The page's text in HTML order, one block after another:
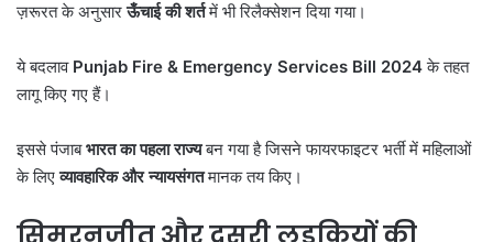
ज़रूरत के अनुसारऊँचाई की शर्तमें भी रिलैक्सेशन दिया गया।
ये बदलाव Punjab Fire & Emergency Services Bill 2024के तहत
लागू किए गए हैं।
इससे पंजाबभारत का पहला राज्यबन गया है जिसने फायरफाइटर भर्ती में महिलाओं
के लिएव्यावहारिक और न्यायसंगतमानक तय किए।